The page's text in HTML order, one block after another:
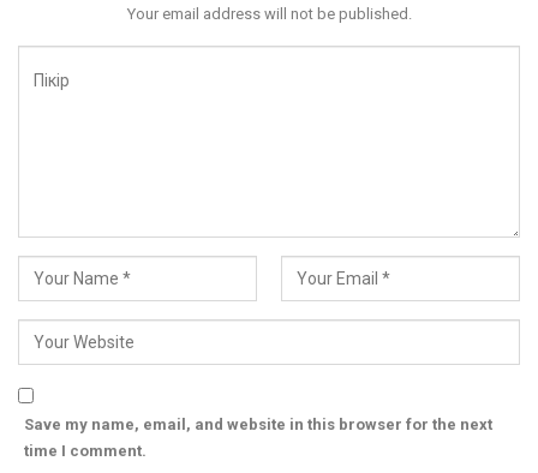
Your email address will not be published.
Save my name, email, and website in this browser for the next
time I comment.